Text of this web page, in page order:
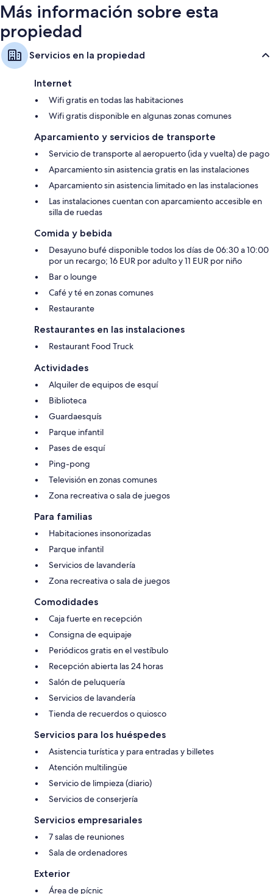
Más información sobre esta
propiedad
Servicios en la propiedad
Internet
Wifi gratis en todas las habitaciones
Wifi gratis disponible en algunas zonas comunes
Aparcamiento y servicios de transporte
Servicio de transporte al aeropuerto (ida y vuelta) de pago
Aparcamiento sin asistencia gratis en las instalaciones
Aparcamiento sin asistencia limitado en las instalaciones
Las instalaciones cuentan con aparcamiento accesible en
silla de ruedas
Comida y bebida
Desayuno bufé disponible todos los días de 06:30 a 10:00
por un recargo; 16 EUR por adulto y 11 EUR por niño
Bar o lounge
Café y té en zonas comunes
Restaurante
Restaurantes en las instalaciones
Restaurant Food Truck
Actividades
Alquiler de equipos de esquí
Biblioteca
Guardaesquís
Parque infantil
Pases de esquí
Ping-pong
Televisión en zonas comunes
Zona recreativa o sala de juegos
Para familias
Habitaciones insonorizadas
Parque infantil
Servicios de lavandería
Zona recreativa o sala de juegos
Comodidades
Caja fuerte en recepción
Consigna de equipaje
Periódicos gratis en el vestíbulo
Recepción abierta las 24 horas
Salón de peluquería
Servicios de lavandería
Tienda de recuerdos o quiosco
Servicios para los huéspedes
Asistencia turística y para entradas y billetes
Atención multilingüe
Servicio de limpieza (diario)
Servicios de conserjería
Servicios empresariales
7 salas de reuniones
Sala de ordenadores
Exterior
Área de pícnic